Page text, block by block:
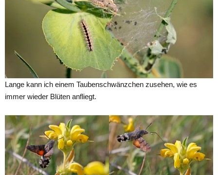
Lange kann ich einem Taubenschwänzchen zusehen, wie es
immer wieder Blüten anfliegt.